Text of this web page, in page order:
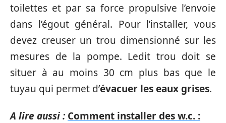
toilettes et par sa force propulsive l’envoie
dans l’égout général. Pour l’installer, vous
devez creuser un trou dimensionné sur les
mesures de la pompe. Ledit trou doit se
situer à au moins 30 cm plus bas que le
tuyau qui permet d’évacuer les eaux grises.
A lire aussi : Comment installer des w.c. :